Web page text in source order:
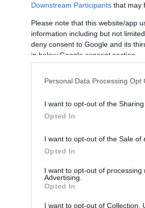
Downstream Participants that may
Please note that this website/app
information including but not
deny consent to Google and its
in below Google consent section.
Personal Data Processing Opt
I want to opt-out of the
Opted In
I want to opt-out of the Sale of
Opted In
I want to opt-out of
Advertising.
Opted In
I want to opt-out of Collection,